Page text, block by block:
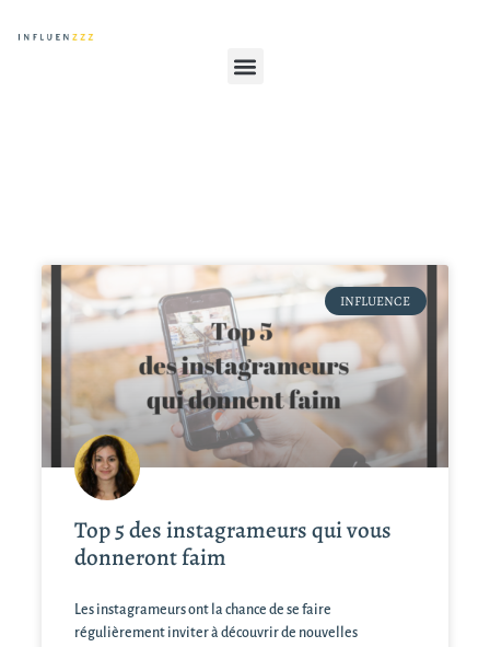
INFLUENCE
Top 5 des instagrameurs qui vous
donneront faim
Les instagrameurs ont la chance de se faire
régulièrement inviter à découvrir de nouvelles